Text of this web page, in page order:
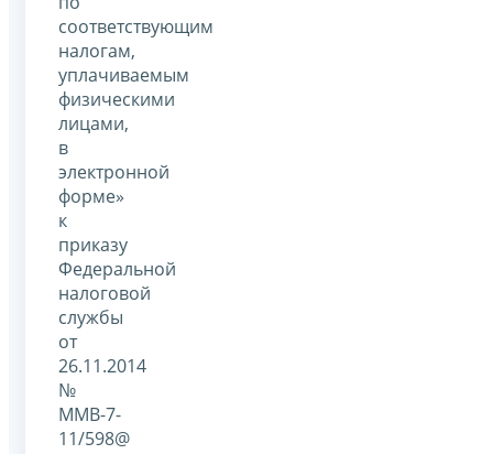
соответствующим
налогам,
уплачиваемым
физическими
лицами,
в
электронной
форме»
к
приказу
Федеральной
налоговой
службы
от
26.11.2014
№
ММВ-7-
11/598@